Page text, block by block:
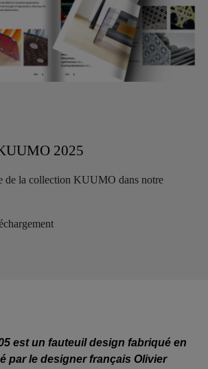
2025
de la collection KUUMO dans notre
est un fauteuil design fabriqué en
par le designer français Olivier